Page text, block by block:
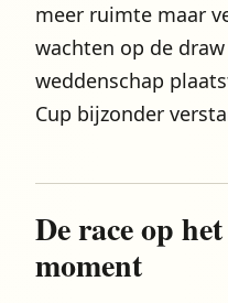
meer ruimte maar
wachten op de
weddenschap
Cup bijzonder
De race op
moment